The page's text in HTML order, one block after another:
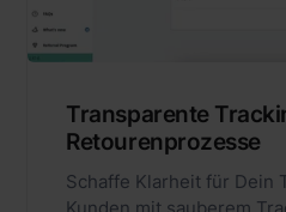
Transparente
Retourenprozesse
Schaffe Klarheit für Dein
Kunden mit sauberem